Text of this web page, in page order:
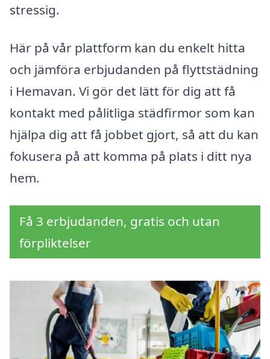
stressig.
Här på vår plattform kan du enkelt hitta
och jämföra erbjudanden på flyttstädning
i Hemavan. Vi gör det lätt för dig att få
kontakt med pålitliga städfirmor som kan
hjälpa dig att få jobbet gjort, så att du kan
fokusera på att komma på plats i ditt nya
hem.
Få 3 erbjudanden, gratis och utan
förpliktelser